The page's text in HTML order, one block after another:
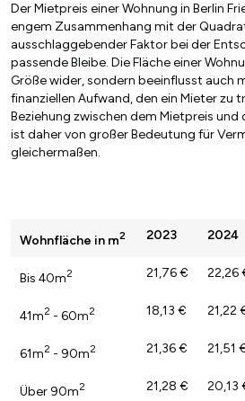
Der Mietpreis einer Wohnung in Berlin
engem Zusammenhang mit der
ausschlaggebender Faktor bei der
passende Bleibe. Die Fläche einer
Größe wider, sondern beeinflusst auch
finanziellen Aufwand, den ein Mieter zu
Beziehung zwischen dem Mietpreis
ist daher von großer Bedeutung für
gleichermaßen.
Wohnfläche in m2 2023 2024
Bis 40m2 21,76 € 22,26
41m2 - 60m2 18,13 € 21,22
61m2 - 90m2 21,36 € 21,51
Über 90m2 21,28 € 20,13